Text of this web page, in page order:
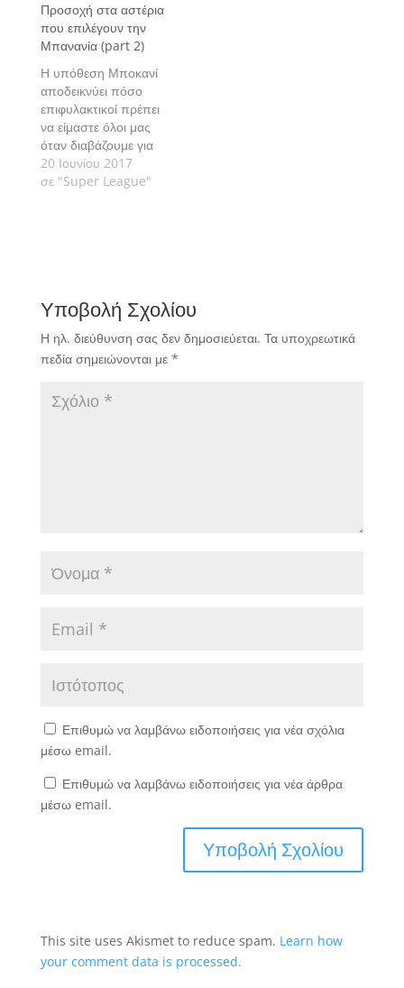
Αλέξανδρος Σόμογλου
σχολιάζει το ξεκίνημα
του μεταγραφικού
καλοκαιριού…
Προσοχή στα αστέρια
που επιλέγουν την
Μπανανία (part 2)
Η υπόθεση Μποκανί
αποδεικνύει πόσο
επιφυλακτικοί πρέπει
να είμαστε όλοι μας
όταν διαβάζουμε για
επιθυμία παικτών
όπως ο Κονγκολέζος
20 Ιουνίου 2017
σε "Super League"
Υποβολή Σχολίου
Η ηλ. διεύθυνση σας δεν δημοσιεύεται. Τα υποχρεωτικά
πεδία σημειώνονται με *
Επιθυμώ να λαμβάνω ειδοποιήσεις για νέα σχόλια
μέσω email.
Επιθυμώ να λαμβάνω ειδοποιήσεις για νέα άρθρα
μέσω email.
This site uses Akismet to reduce spam. Learn how
your comment data is processed.